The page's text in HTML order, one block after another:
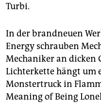
Turbi.
In der brandneuen
Energy schrauben
Mechaniker an dicken
Lichterkette hängt um
Monstertruck in
Meaning of Being